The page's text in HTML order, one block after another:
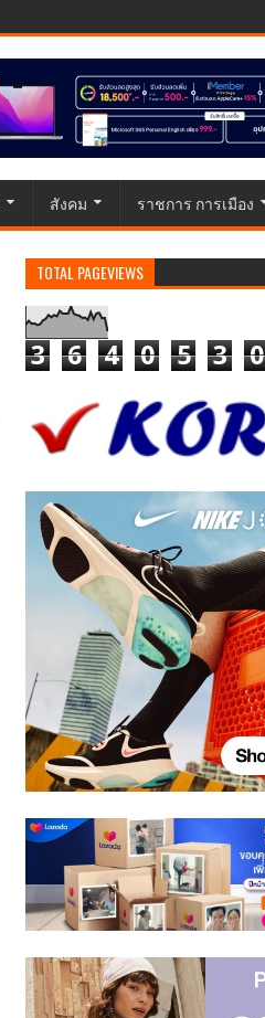
สังคม ราชการ การเมือง
TOTAL PAGEVIEWS
3 6 4 0 5 3 0